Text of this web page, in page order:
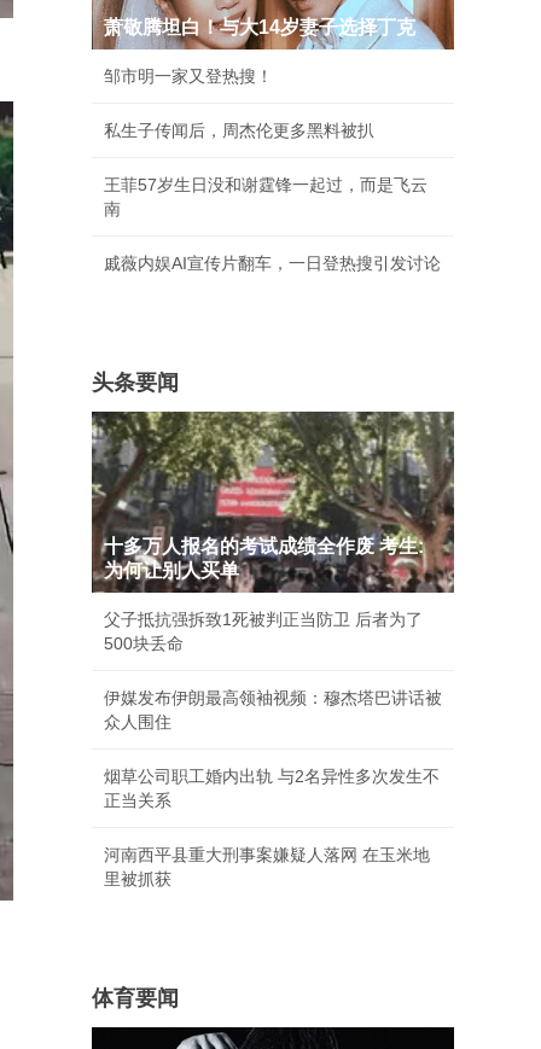
萧敬腾坦白！与大14岁妻子选择丁克
邹市明一家又登热搜！
私生子传闻后，周杰伦更多黑料被扒
王菲57岁生日没和谢霆锋一起过，而是飞云
南
戚薇内娱AI宣传片翻车，一日登热搜引发讨论
头条要闻
十多万人报名的考试成绩全作废 考生:
为何让别人买单
父子抵抗强拆致1死被判正当防卫 后者为了
500块丢命
伊媒发布伊朗最高领袖视频：穆杰塔巴讲话被
众人围住
烟草公司职工婚内出轨 与2名异性多次发生不
正当关系
河南西平县重大刑事案嫌疑人落网 在玉米地
里被抓获
体育要闻